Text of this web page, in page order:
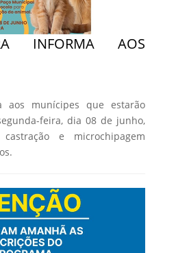
INFORMA AOS
aos munícipes que estarão
feira, dia 08 de junho,
e microchipagem